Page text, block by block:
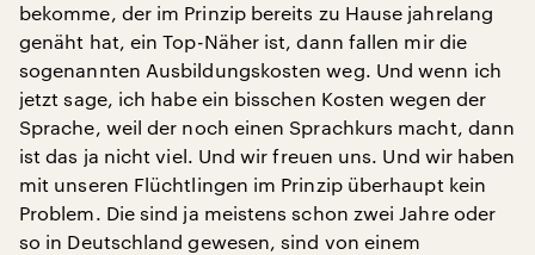
bekomme, der im Prinzip bereits zu Hause jahrelang
genäht hat, ein Top-Näher ist, dann fallen mir die
sogenannten Ausbildungskosten weg. Und wenn ich
jetzt sage, ich habe ein bisschen Kosten wegen der
Sprache, weil der noch einen Sprachkurs macht, dann
ist das ja nicht viel. Und wir freuen uns. Und wir haben
mit unseren Flüchtlingen im Prinzip überhaupt kein
Problem. Die sind ja meistens schon zwei Jahre oder
so in Deutschland gewesen, sind von einem